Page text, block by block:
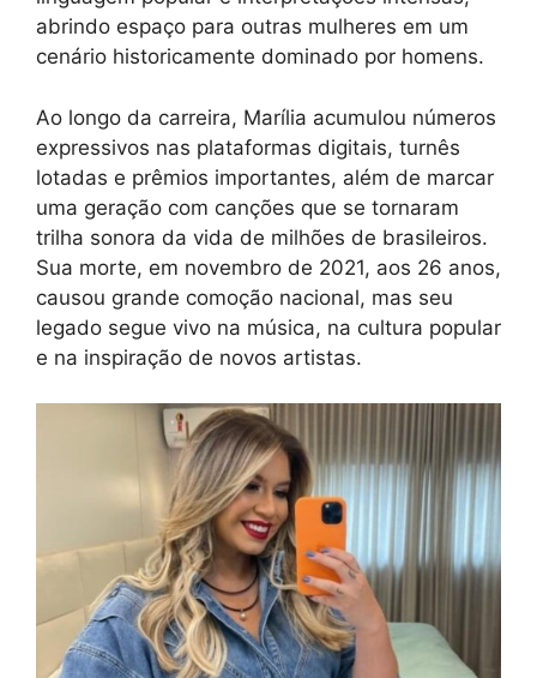
abrindo espaço para outras mulheres em um
cenário historicamente dominado por homens.
Ao longo da carreira, Marília acumulou números
expressivos nas plataformas digitais, turnês
lotadas e prêmios importantes, além de marcar
uma geração com canções que se tornaram
trilha sonora da vida de milhões de brasileiros.
Sua morte, em novembro de 2021, aos 26 anos,
causou grande comoção nacional, mas seu
legado segue vivo na música, na cultura popular
e na inspiração de novos artistas.